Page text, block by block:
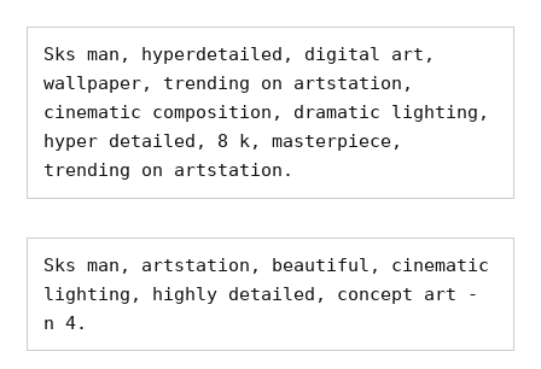
Sks man, hyperdetailed, digital art,
wallpaper, trending on artstation,
cinematic composition, dramatic lighting,
hyper detailed, 8 k, masterpiece,
trending on artstation.
Sks man, artstation, beautiful, cinematic
lighting, highly detailed, concept art -
n 4.